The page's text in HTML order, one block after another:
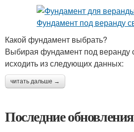
Какой фундамент выбрать?
Выбирая фундамент под веранду
исходить из следующих данных:
читать дальше →
Последние